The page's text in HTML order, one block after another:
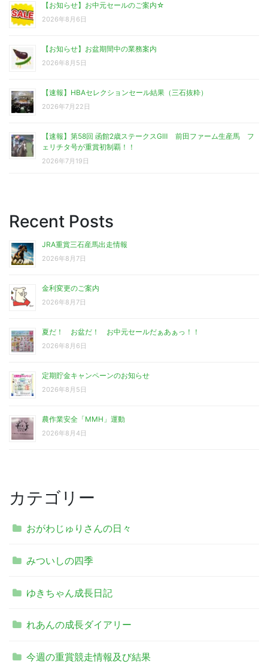
【お知らせ】お中元セールのご案内☆
2026年8月6日
【お知らせ】お盆期間中の業務案内
2026年8月5日
【速報】HBAセレクションセール結果（三石抜粋）
2026年7月22日
【速報】第58回 函館2歳ステークスGⅢ 前田ファーム生産馬 フ
ェリチタ号が重賞初制覇！！
2026年7月19日
Recent Posts
JRA重賞三石産馬出走情報
2026年8月7日
金利変更のご案内
2026年8月7日
夏だ！ お盆だ！ お中元セールだぁあぁっ！！
2026年8月6日
定期貯金キャンペーンのお知らせ
2026年8月5日
農作業安全「MMH」運動
2026年8月4日
カテゴリー
おがわじゅりさんの日々
みついしの四季
ゆきちゃん成長日記
れあんの成長ダイアリー
今週の重賞競走情報及び結果